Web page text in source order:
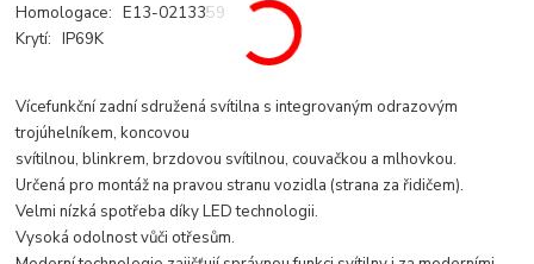
Homologace: E13-0213359
Krytí: IP69K
Vícefunkční zadní sdružená svítilna s integrovaným odrazovým
trojúhelníkem, koncovou
svítilnou, blinkrem, brzdovou svítilnou, couvačkou a mlhovkou.
Určená pro montáž na pravou stranu vozidla (strana za řidičem).
Velmi nízká spotřeba díky LED technologii.
Vysoká odolnost vůči otřesům.